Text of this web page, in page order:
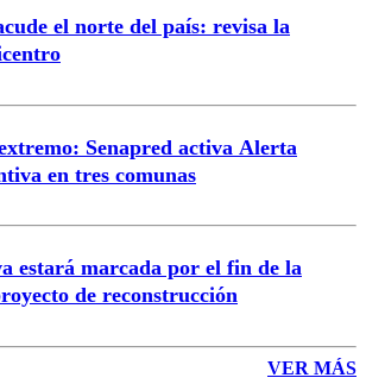
el norte del país: revisa la
Senapred activa Alerta
en tres comunas
estará marcada por el fin de la
de reconstrucción
VER MÁS